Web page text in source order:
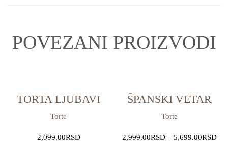
POVEZANI PROIZVODI
TORTA LJUBAVI
Torte
2,099.00RSD
ŠPANSKI VETAR
Torte
2,999.00RSD– 5,699.00RSD